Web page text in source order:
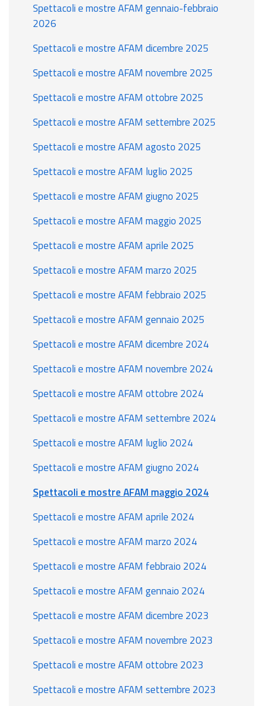
Spettacoli e mostre AFAM gennaio-febbraio
2026
Spettacoli e mostre AFAM dicembre 2025
Spettacoli e mostre AFAM novembre 2025
Spettacoli e mostre AFAM ottobre 2025
Spettacoli e mostre AFAM settembre 2025
Spettacoli e mostre AFAM agosto 2025
Spettacoli e mostre AFAM luglio 2025
Spettacoli e mostre AFAM giugno 2025
Spettacoli e mostre AFAM maggio 2025
Spettacoli e mostre AFAM aprile 2025
Spettacoli e mostre AFAM marzo 2025
Spettacoli e mostre AFAM febbraio 2025
Spettacoli e mostre AFAM gennaio 2025
Spettacoli e mostre AFAM dicembre 2024
Spettacoli e mostre AFAM novembre 2024
Spettacoli e mostre AFAM ottobre 2024
Spettacoli e mostre AFAM settembre 2024
Spettacoli e mostre AFAM luglio 2024
Spettacoli e mostre AFAM giugno 2024
Spettacoli e mostre AFAM maggio 2024
Spettacoli e mostre AFAM aprile 2024
Spettacoli e mostre AFAM marzo 2024
Spettacoli e mostre AFAM febbraio 2024
Spettacoli e mostre AFAM gennaio 2024
Spettacoli e mostre AFAM dicembre 2023
Spettacoli e mostre AFAM novembre 2023
Spettacoli e mostre AFAM ottobre 2023
Spettacoli e mostre AFAM settembre 2023